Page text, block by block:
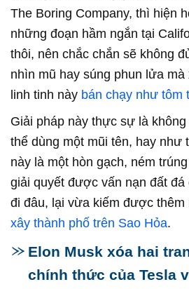
The Boring Company, thì hiện
những đoạn hầm ngắn tại
thôi, nên chắc chắn sẽ không
nhìn mũ hay súng phun lửa
linh tinh này bán chạy như tôm
Giải pháp này thực sự là
thể dùng một mũi tên, hay như
này là một hòn gạch, ném
giải quyết được vấn nạn đất
đi đâu, lại vừa kiếm được thêm
xây thành phố trên Sao Hỏa.
Elon Musk xóa hai
chính thức của Tesla